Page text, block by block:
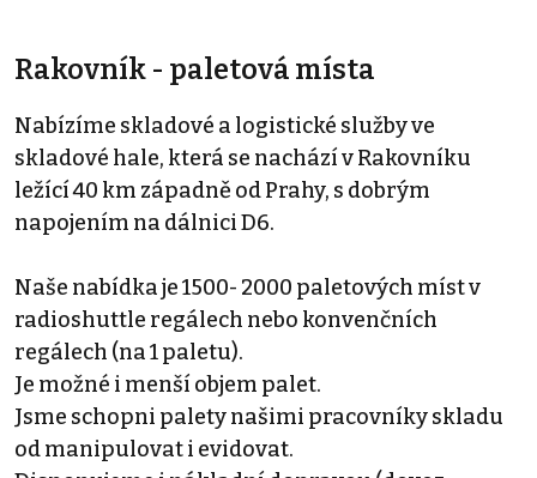
Rakovník - paletová místa
Nabízíme skladové a logistické služby ve
skladové hale, která se nachází v Rakovníku
ležící 40 km západně od Prahy, s dobrým
napojením na dálnici D6.
Naše nabídka je 1500- 2000 paletových míst v
radioshuttle regálech nebo konvenčních
regálech (na 1 paletu).
Je možné i menší objem palet.
Jsme schopni palety našimi pracovníky skladu
od manipulovat i evidovat.